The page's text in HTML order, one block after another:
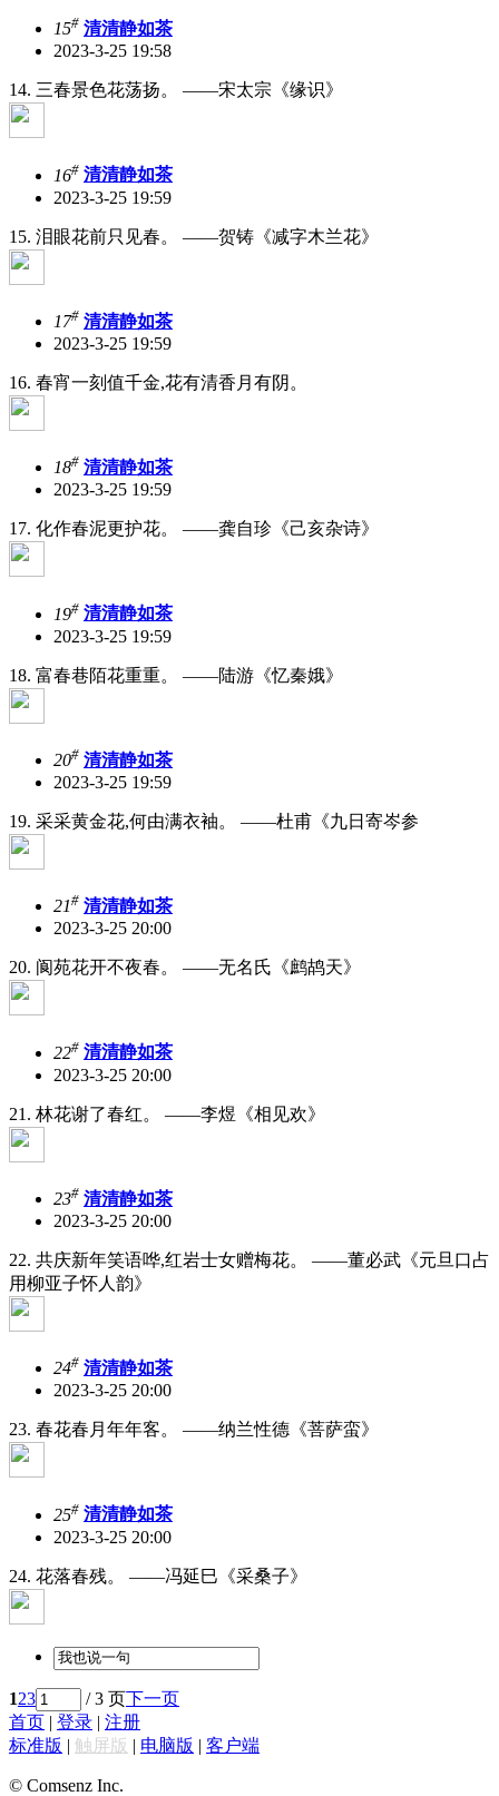
15# 清清静如茶
2023-3-25 19:58
14. 三春景色花荡扬。 ——宋太宗《缘识》
16# 清清静如茶
2023-3-25 19:59
15. 泪眼花前只见春。 ——贺铸《减字木兰花》
17# 清清静如茶
2023-3-25 19:59
16. 春宵一刻值千金,花有清香月有阴。
18# 清清静如茶
2023-3-25 19:59
17. 化作春泥更护花。 ——龚自珍《己亥杂诗》
19# 清清静如茶
2023-3-25 19:59
18. 富春巷陌花重重。 ——陆游《忆秦娥》
20# 清清静如茶
2023-3-25 19:59
19. 采采黄金花,何由满衣袖。 ——杜甫《九日寄岑参
21# 清清静如茶
2023-3-25 20:00
20. 阆苑花开不夜春。 ——无名氏《鹧鸪天》
22# 清清静如茶
2023-3-25 20:00
21. 林花谢了春红。 ——李煜《相见欢》
23# 清清静如茶
2023-3-25 20:00
22. 共庆新年笑语哗,红岩士女赠梅花。 ——董必武《元旦口占
用柳亚子怀人韵》
24# 清清静如茶
2023-3-25 20:00
23. 春花春月年年客。 ——纳兰性德《菩萨蛮》
25# 清清静如茶
2023-3-25 20:00
24. 花落春残。 ——冯延巳《采桑子》
123 / 3 页下一页
首页 | 登录 | 注册
标准版 | 触屏版 | 电脑版 | 客户端
© Comsenz Inc.